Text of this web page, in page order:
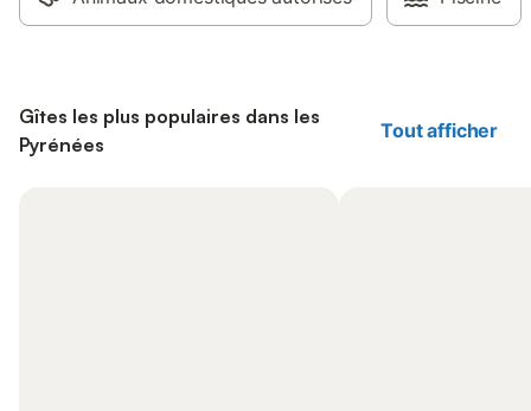
Gîtes les plus populaires dans les
Pyrénées
Tout afficher